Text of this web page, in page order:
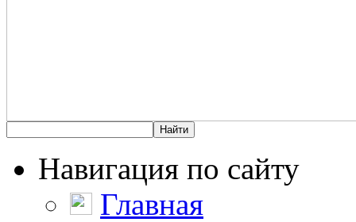
Навигация по сайту
Главная